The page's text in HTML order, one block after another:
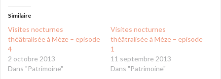
Similaire
Visites nocturnes
théâtralisée à Mèze – episode
4
2 octobre 2013
Dans "Patrimoine"
Visites nocturnes
théâtralisée à Mèze – episode
1
11 septembre 2013
Dans "Patrimoine"